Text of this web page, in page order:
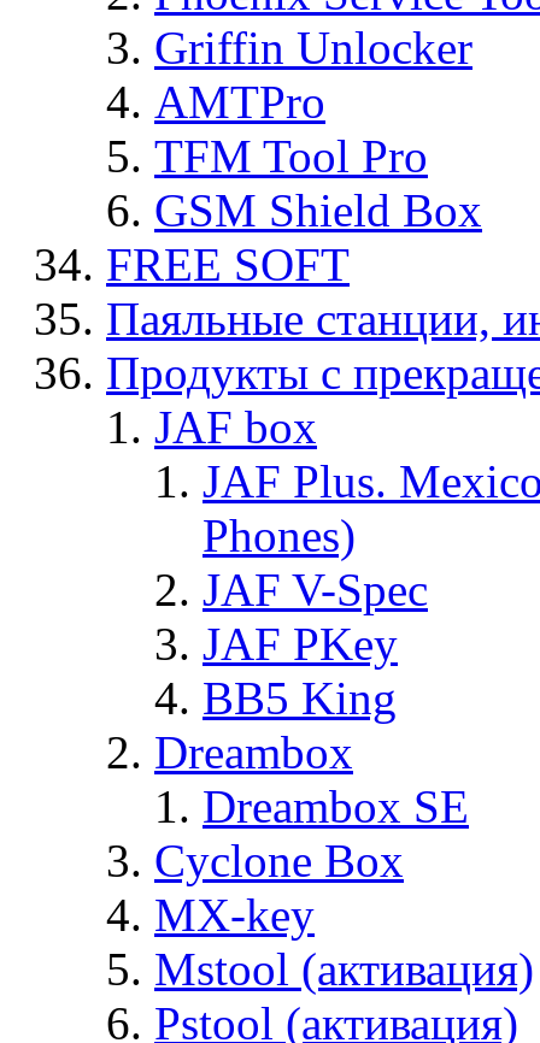
Griffin Unlocker
AMTPro
TFM Tool Pro
GSM Shield Box
FREE SOFT
Паяльные станции,
Продукты с
JAF box
JAF Plus.
Phones)
JAF V-Spec
JAF PKey
BB5 King
Dreambox
Dreambox SE
Cyclone Box
MX-key
Mstool (активация)
Pstool (активация)